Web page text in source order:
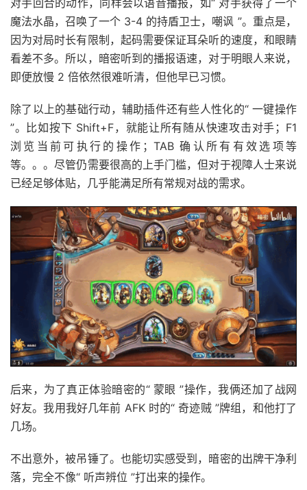
对手回合的动作，同样会以语音播报，如“ 对手获得了一个
魔法水晶，召唤了一个 3-4 的持盾卫士，嘲讽 ”。重点是，
因为对局时长有限制，起码需要保证耳朵听的速度，和眼睛
看差不多。所以，暗密听到的播报语速，对于明眼人来说，
即便放慢 2 倍依然很难听清，但他早已习惯。
除了以上的基础行动，辅助插件还有些人性化的“ 一键操作
”。比如按下 Shift+F，就能让所有随从快速攻击对手；F1
浏览当前可执行的操作；TAB 确认所有有效选项等
等。。。尽管仍需要很高的上手门槛，但对于视障人士来说
已经足够体贴，几乎能满足所有常规对战的需求。
后来，为了真正体验暗密的“ 蒙眼 ”操作，我俩还加了战网
好友。我用我好几年前 AFK 时的“ 奇迹贼 ”牌组，和他打了
几场。
不出意外，被吊锤了。也能切实感受到，暗密的出牌干净利
落，完全不像“ 听声辨位 ”打出来的操作。